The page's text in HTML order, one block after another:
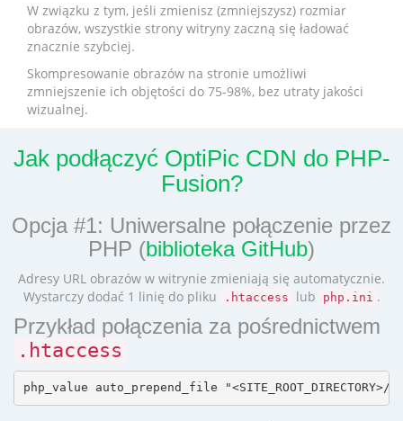
W związku z tym, jeśli zmienisz (zmniejszysz) rozmiar
obrazów, wszystkie strony witryny zaczną się ładować
znacznie szybciej.
Skompresowanie obrazów na stronie umożliwi
zmniejszenie ich objętości do 75-98%, bez utraty jakości
wizualnej.
Jak podłączyć OptiPic CDN do PHP-
Fusion?
Opcja #1: Uniwersalne połączenie przez
PHP (biblioteka GitHub)
Adresy URL obrazów w witrynie zmieniają się automatycznie.
Wystarczy dodać 1 linię do pliku
.htaccess lub php.ini .
Przykład połączenia za pośrednictwem
.htaccess